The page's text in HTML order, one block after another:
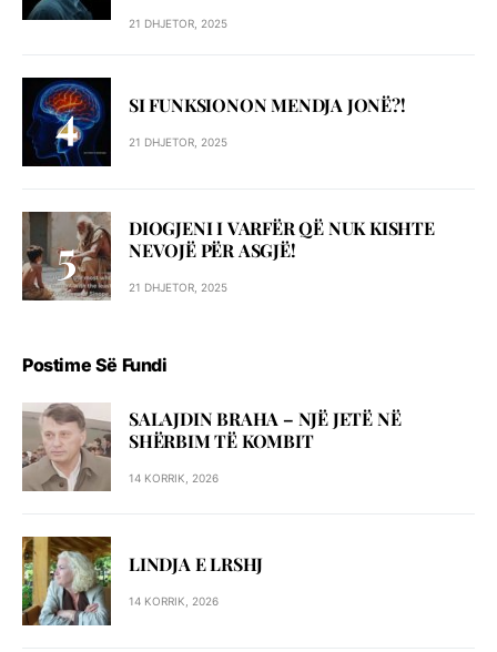
21 DHJETOR, 2025
SI FUNKSIONON MENDJA JONË?!
21 DHJETOR, 2025
DIOGJENI I VARFËR QË NUK KISHTE
NEVOJË PËR ASGJË!
21 DHJETOR, 2025
Postime Së Fundi
SALAJDIN BRAHA – NJЁ JETЁ NЁ
SHЁRBIM TЁ KOMBIT
14 KORRIK, 2026
LINDJA E LRSHJ
14 KORRIK, 2026